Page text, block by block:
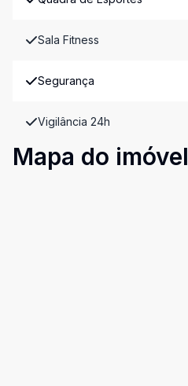
Sala Fitness
Segurança
Vigilância 24h
Mapa do imóvel